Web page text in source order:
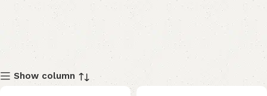
Show column